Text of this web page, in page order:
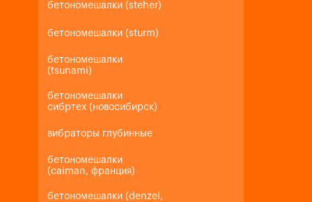
бетономешалки (steher)
бетономешалки (sturm)
бетономешалки
(tsunami)
бетономешалки
сибртех (новосибирск)
вибраторы глубинные
бетономешалки
(caiman, франция)
бетономешалки (denzel,